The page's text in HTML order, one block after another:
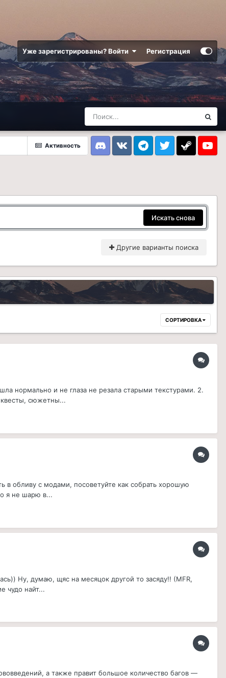
Уже зарегистрированы? Войти Регистрация
Активность
DiscordVK TelegramTwitter Steam
Искать снова
Другие варианты поиска
СОРТИРОВКА
нормально и не глаза не резала старыми текстурами. 2.
сюжетны...
в обливу с модами, посоветуйте как собрать хорошую
я не шарю в...
Ну, думаю, щяс на месяцок другой то засяду!! (MFR,
чудо найт...
а также правит большое количество багов —